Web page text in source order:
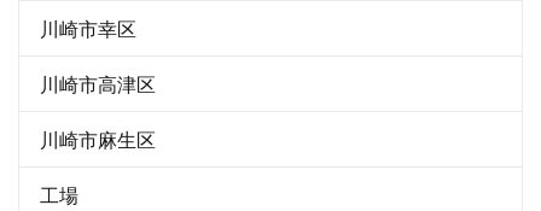
川崎市幸区
川崎市高津区
川崎市麻生区
工場